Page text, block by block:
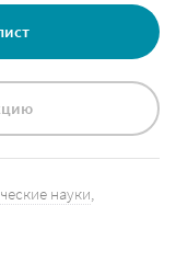
науки,